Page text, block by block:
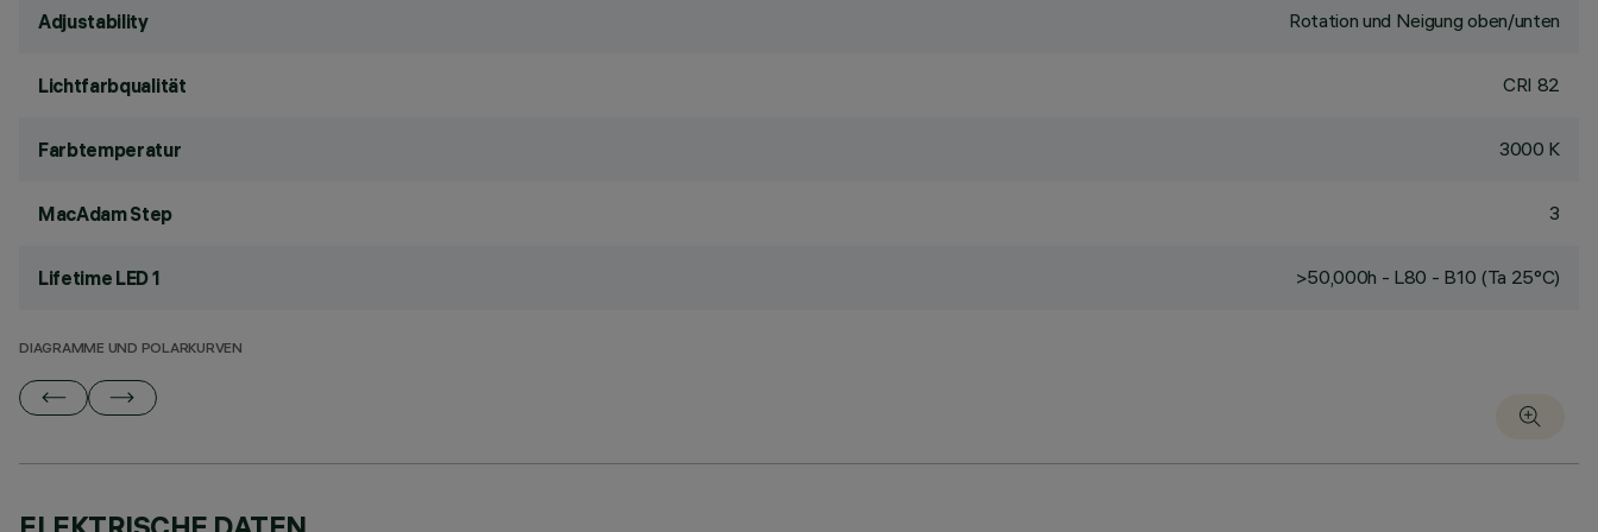
Adjustability Rotation und Neigung oben/unten
Lichtfarbqualität CRI 82
Farbtemperatur 3000 K
MacAdam Step 3
Lifetime LED 1 >50,000h - L80 - B10 (Ta 25°C)
DIAGRAMME UND POLARKURVEN